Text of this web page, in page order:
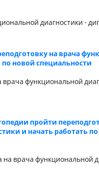
диагностики -
на врача
по новой специальности
врача функциональной
пройти
и начать работать
на врача функциональной